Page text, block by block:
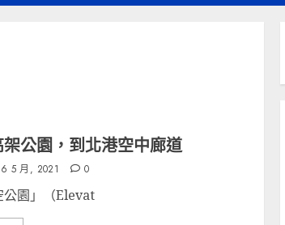
公園，到北港空中廊道
5 月, 2021 0
公園」（Elevat